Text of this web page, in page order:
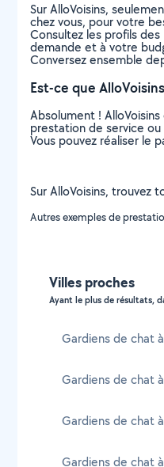
Sur AlloVoisins,
chez vous, pour votre
Consultez les profils
demande et à votre
Conversez ensemble
Est-ce que
Absolument !
prestation de service
Vous pouvez réaliser le
Sur AlloVoisins, trouvez
Autres exemples de
Villes proches
Ayant le plus de résultats,
Gardiens de chat
Gardiens de chat
Gardiens de chat
Gardiens de chat